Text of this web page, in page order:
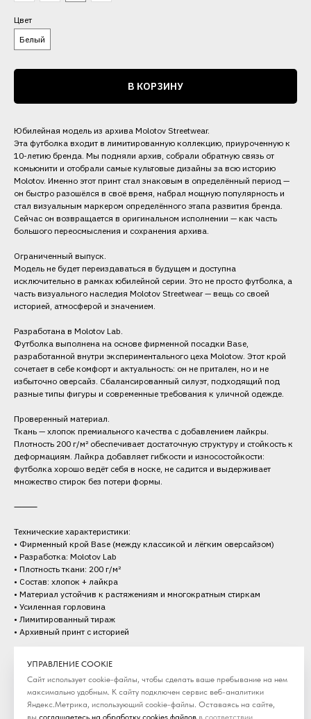
Цвет
Белый
В КОРЗИНУ
Юбилейная модель из архива Molotov Streetwear.
Эта футболка входит в лимитированную коллекцию, приуроченную к
10-летию бренда. Мы подняли архив, собрали обратную связь от
комьюнити и отобрали самые культовые дизайны за всю историю
Molotov. Именно этот принт стал знаковым в определённый период —
он быстро разошёлся в своё время, набрал мощную популярность и
стал визуальным маркером определённого этапа развития бренда.
Сейчас он возвращается в оригинальном исполнении — как часть
большого переосмысления и сохранения архива.
Ограниченный выпуск.
Модель не будет переиздаваться в будущем и доступна
исключительно в рамках юбилейной серии. Это не просто футболка, а
часть визуального наследия Molotov Streetwear — вещь со своей
историей, атмосферой и значением.
Разработана в Molotov Lab.
Футболка выполнена на основе фирменной посадки Base,
разработанной внутри экспериментального цеха Molotow. Этот крой
сочетает в себе комфорт и актуальность: он не притален, но и не
избыточно оверсайз. Сбалансированный силуэт, подходящий под
разные типы фигуры и современные требования к уличной одежде.
Проверенный материал.
Ткань — хлопок премиального качества с добавлением лайкры.
Плотность 200 г/м² обеспечивает достаточную структуру и стойкость к
деформациям. Лайкра добавляет гибкости и износостойкости:
футболка хорошо ведёт себя в носке, не садится и выдерживает
множество стирок без потери формы.
⸻
Технические характеристики:
• Фирменный крой Base (между классикой и лёгким оверсайзом)
• Разработка: Molotov Lab
• Плотность ткани: 200 г/м²
• Состав: хлопок + лайкра
• Материал устойчив к растяжениям и многократным стиркам
• Усиленная горловина
• Лимитированный тираж
• Архивный принт с историей
УПРАВЛЕНИЕ COOKIE
Сайт использует cookie-файлы, чтобы сделать ваше пребывание на нем
максимально удобным. К cайту подключен сервис веб-аналитики
Яндекс.Метрика, использующий cookie-файлы. Оставаясь на сайте,